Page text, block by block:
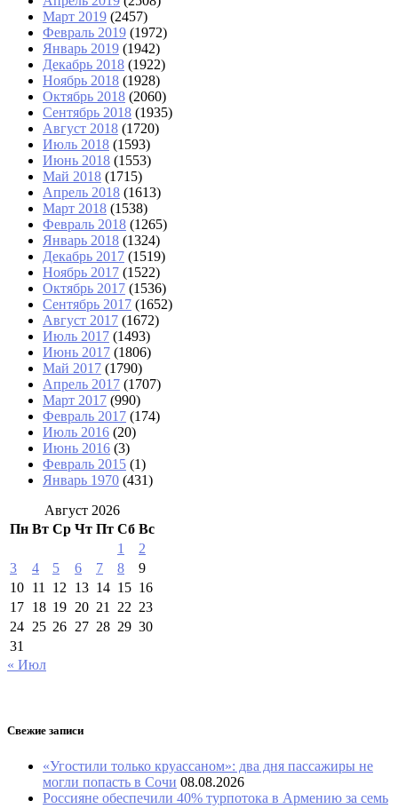
Март 2019 (2457)
Февраль 2019 (1972)
Январь 2019 (1942)
Декабрь 2018 (1922)
Ноябрь 2018 (1928)
Октябрь 2018 (2060)
Сентябрь 2018 (1935)
Август 2018 (1720)
Июль 2018 (1593)
Июнь 2018 (1553)
Май 2018 (1715)
Апрель 2018 (1613)
Март 2018 (1538)
Февраль 2018 (1265)
Январь 2018 (1324)
Декабрь 2017 (1519)
Ноябрь 2017 (1522)
Октябрь 2017 (1536)
Сентябрь 2017 (1652)
Август 2017 (1672)
Июль 2017 (1493)
Июнь 2017 (1806)
Май 2017 (1790)
Апрель 2017 (1707)
Март 2017 (990)
Февраль 2017 (174)
Июль 2016 (20)
Июнь 2016 (3)
Февраль 2015 (1)
Январь 1970 (431)
Август 2026
Пн Вт Ср Чт Пт Сб Вс
1
2
3
4 5 6 7 8
9
10 11 12 13 14 15 16
17 18 19 20 21 22 23
24 25 26 27 28 29 30
31
« Июл
Свежие записи
«Угостили только круассаном»: два дня пассажиры не
могли попасть в Сочи 08.08.2026
Россияне обеспечили 40% турпотока в Армению за семь